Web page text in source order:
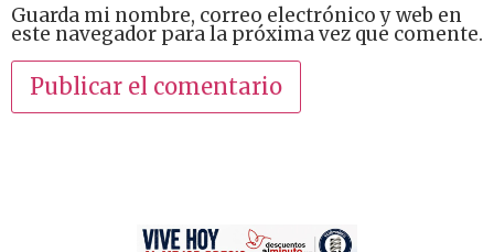
Guarda mi nombre, correo electrónico y web en
este navegador para la próxima vez que comente.